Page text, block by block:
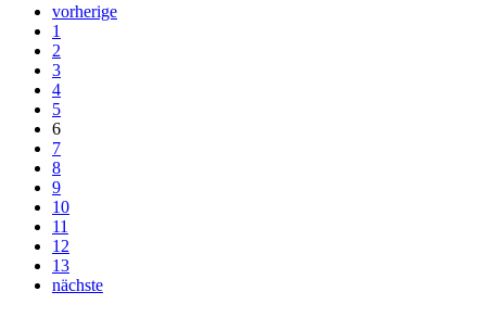
vorherige
1
2
3
4
5
6
7
8
9
10
11
12
13
nächste